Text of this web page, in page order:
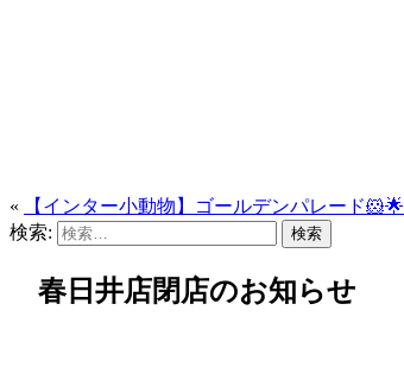
« 【インター小動物】ゴールデンパレード🐹🌟
検索:
春日井店閉店のお知らせ